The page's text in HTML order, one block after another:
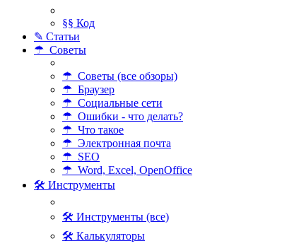
§§ Код
✎ Статьи
☂ Советы
☂ Советы (все обзоры)
☂ Браузер
☂ Социальные сети
☂ Ошибки - что делать?
☂ Что такое
☂ Электронная почта
☂ SEO
☂ Word, Excel, OpenOffice
🛠 Инструменты
🛠 Инструменты (все)
🛠 Калькуляторы